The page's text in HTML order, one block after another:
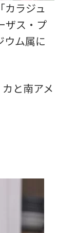
ラジュ
ザス・プ
ム属に
と南アメ